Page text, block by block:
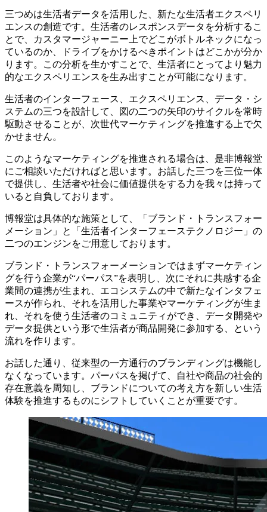
三つめは生活者データを活用した、新たな生活者エクスペリ
エンスの創造です。生活者のレスポンスデータを分析するこ
とで、カスタマージャーニー上でどこがボトルネックになっ
ているのか、ドライブをかけるべきポイントはどこかが分か
ります。この分析を生かすことで、生活者にとってより魅力
的なエクスペリエンスを生み出すことが可能になります。
生活者のインターフェース、エクスペリエンス、データ・シ
ステムの三つを設計して、図の二つの矢印のサイクルを常時
駆動させることが、次世代マーケティングを推進する上で欠
かせません。
このようなマーケティングを推進される場合は、是非博報堂
にご相談いただければと思います。お話した三つを三位一体
で提供し、生活者や社会に価値提供をする力を我々は持って
いると自負しております。
博報堂は具体的な施策として、「ブランド・トランスフォー
メーション」と「生活者インターフェーステクノロジー」の
二つのエンジンをご用意しております。
ブランド・トランスフォーメーションではまずマーケティン
グを行う企業が“パーパス”を表明し、次にそれに共感する企
業間の連携が生まれ、エコシステムの中で新たなインタフェ
ースが作られ、それを活用した事業やマーケティングが生ま
れ、それを使う生活者のコミュニティができ、データ開発や
データ提供という形で生活者が商品開発に参加する、という
流れを作ります。
お話した通り、従来型の一方通行のブランディングは機能し
なくなっています。パーパスを掲げて、自社や商品の社会的
存在意義を周知し、ブランドについての考え方を新しい生活
体験を推進するものにシフトしていくことが重要です。